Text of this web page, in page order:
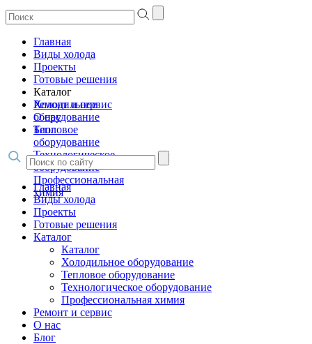
Главная
Виды холода
Проекты
Готовые решения
Каталог
Холодильное
оборудование
Тепловое
оборудование
Технологическое
оборудование
Профессиональная
химия
Ремонт и сервис
О нас
Блог
Главная
Виды холода
Проекты
Готовые решения
Каталог
Каталог
Холодильное оборудование
Тепловое оборудование
Технологическое оборудование
Профессиональная химия
Ремонт и сервис
О нас
Блог